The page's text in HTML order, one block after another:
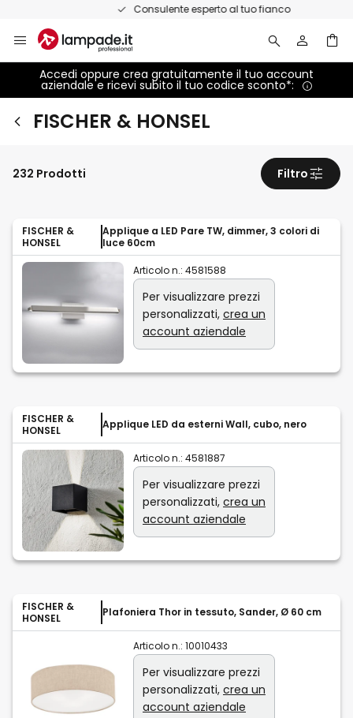
Consulente esperto al tuo fianco
contenuto
Accedi oppure crea gratuitamente il tuo account
aziendale e ricevi subito il tuo codice sconto*:
FISCHER & HONSEL
FISCHER &
HONSEL
Applique a LED Pare TW, dimmer, 3 colori di
luce 60cm
Articolo n.: 4581588
Per visualizzare prezzi
personalizzati, crea un
account aziendale
FISCHER &
HONSEL
Applique LED da esterni Wall, cubo, nero
Articolo n.: 4581887
Per visualizzare prezzi
personalizzati, crea un
account aziendale
FISCHER &
HONSEL
Plafoniera Thor in tessuto, Sander, Ø 60 cm
Articolo n.: 10010433
Per visualizzare prezzi
personalizzati, crea un
account aziendale
232 Prodotti Filtro